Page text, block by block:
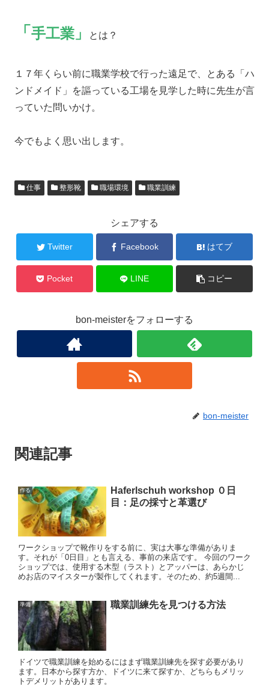
「 手工業」 とは？
１７年くらい前に職業学校で行った遠足で、とある「ハ
ンドメイド」を謳っている工場を見学した時に先生が言
っていた問いかけ。
今でもよく思い出します。
仕事 整形靴 職場環境 職業訓練
シェアする
Twitter Facebook はてブ
Pocket LINE コピー
bon-meisterをフォローする
bon-meister
関連記事
作る
Haferlschuh workshop ０日
目：足の採寸と革選び
ワークショップで靴作りをする前に、実は大事な準備がありま
す。それが「0日目」とも言える、事前の来店です。 今回のワーク
ショップでは、使用する木型（ラスト）とアッパーは、あらかじ
めお店のマイスターが製作してくれます。そのため、約5週間...
準備 職業訓練先を見つける方法
ドイツで職業訓練を始めるにはまず職業訓練先を探す必要があり
ます。日本から探す方か、ドイツに来て探すか、どちらもメリッ
トデメリットがあります。